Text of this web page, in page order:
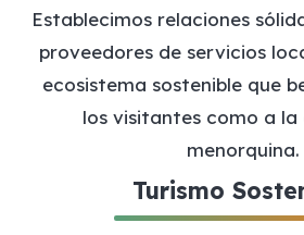
Establecimos relaciones
proveedores de servicios
ecosistema sostenible que
los visitantes como a la
menorquina.
Turismo